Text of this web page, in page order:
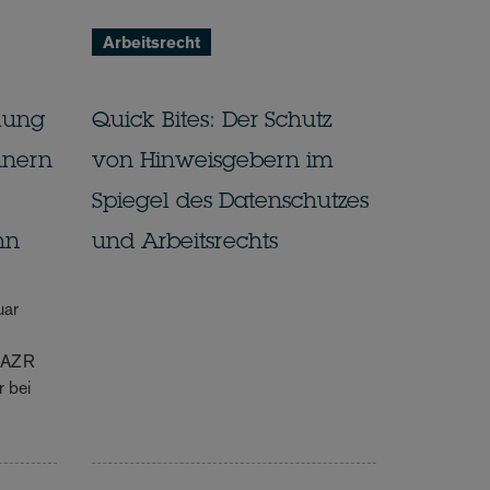
bei
Arbeitsrecht
Quick Bites: Der Schutz
von Hinweisgebern im
Spiegel des Datenschutzes
und Arbeitsrechts